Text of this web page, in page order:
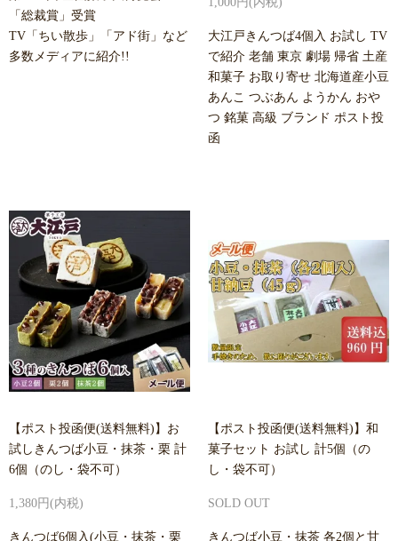
「総裁賞」受賞
TV「ちい散歩」「アド街」など
多数メディアに紹介!!
大江戸きんつば4個入 お試し TV
で紹介 老舗 東京 劇場 帰省 土産
和菓子 お取り寄せ 北海道産小豆
あんこ つぶあん ようかん おや
つ 銘菓 高級 ブランド ポスト投
函
【ポスト投函便(送料無料)】お
試しきんつば小豆・抹茶・栗 計
6個（のし・袋不可）
1,380円(内税)
きんつば6個入(小豆・抹茶・栗
【ポスト投函便(送料無料)】和
菓子セット お試し 計5個（の
し・袋不可）
SOLD OUT
きんつば小豆・抹茶 各2個と甘